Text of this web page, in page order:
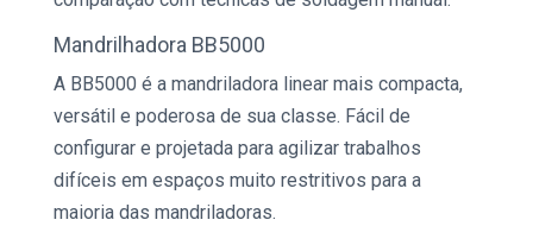
MandrilhadoraBB5000
A BB5000 é a mandriladora linear mais compacta,
versátil e poderosa de sua classe. Fácil de
configurar e projetada para agilizar trabalhos
difíceis em espaços muito restritivos para a
maioria das mandriladoras.